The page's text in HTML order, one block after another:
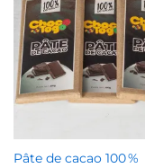
Pâte de cacao 100 %